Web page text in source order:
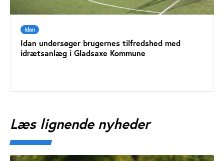
Idan
Idan undersøger brugernes tilfredshed med
idrætsanlæg i Gladsaxe Kommune
Læs lignende nyheder